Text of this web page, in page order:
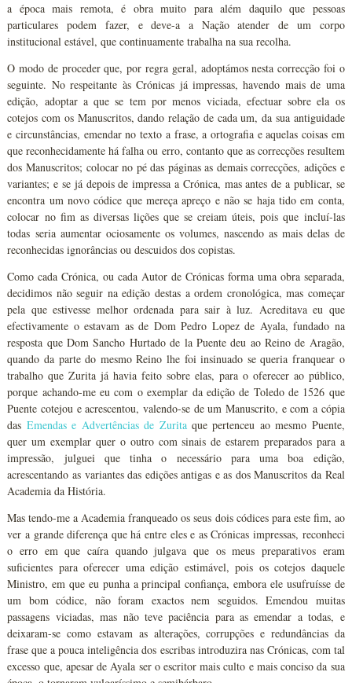
a época mais remota, é obra muito para além daquilo que pessoas
particulares podem fazer, e deve-a a Nação atender de um corpo
institucional estável, que continuamente trabalha na sua recolha.
O modo de proceder que, por regra geral, adoptámos nesta correcção foi o
seguinte. No respeitante às Crónicas já impressas, havendo mais de uma
edição, adoptar a que se tem por menos viciada, efectuar sobre ela os
cotejos com os Manuscritos, dando relação de cada um, da sua antiguidade
e circunstâncias, emendar no texto a frase, a ortografia e aquelas coisas em
que reconhecidamente há falha ou erro, contanto que as correcções resultem
dos Manuscritos; colocar no pé das páginas as demais correcções, adições e
variantes; e se já depois de impressa a Crónica, mas antes de a publicar, se
encontra um novo códice que mereça apreço e não se haja tido em conta,
colocar no fim as diversas lições que se creiam úteis, pois que incluí-las
todas seria aumentar ociosamente os volumes, nascendo as mais delas de
reconhecidas ignorâncias ou descuidos dos copistas.
Como cada Crónica, ou cada Autor de Crónicas forma uma obra separada,
decidimos não seguir na edição destas a ordem cronológica, mas começar
pela que estivesse melhor ordenada para sair à luz. Acreditava eu que
efectivamente o estavam as de Dom Pedro Lopez de Ayala, fundado na
resposta que Dom Sancho Hurtado de la Puente deu ao Reino de Aragão,
quando da parte do mesmo Reino lhe foi insinuado se queria franquear o
trabalho que Zurita já havia feito sobre elas, para o oferecer ao público,
porque achando-me eu com o exemplar da edição de Toledo de 1526 que
Puente cotejou e acrescentou, valendo-se de um Manuscrito, e com a cópia
das Emendas e Advertências de Zuritaque pertenceu ao mesmo Puente,
quer um exemplar quer o outro com sinais de estarem preparados para a
impressão, julguei que tinha o necessário para uma boa edição,
acrescentando as variantes das edições antigas e as dos Manuscritos da Real
Academia da História.
Mas tendo-me a Academia franqueado os seus dois códices para este fim, ao
ver a grande diferença que há entre eles e as Crónicas impressas, reconheci
o erro em que caíra quando julgava que os meus preparativos eram
suficientes para oferecer uma edição estimável, pois os cotejos daquele
Ministro, em que eu punha a principal confiança, embora ele usufruísse de
um bom códice, não foram exactos nem seguidos. Emendou muitas
passagens viciadas, mas não teve paciência para as emendar a todas, e
deixaram-se como estavam as alterações, corrupções e redundâncias da
frase que a pouca inteligência dos escribas introduzira nas Crónicas, com tal
excesso que, apesar de Ayala ser o escritor mais culto e mais conciso da sua